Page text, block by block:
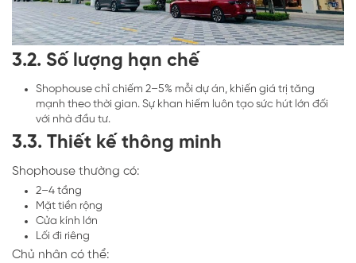
3.2. Số lượng hạn chế
Shophouse chỉ chiếm 2–5% mỗi dự án, khiến giá trị tăng
mạnh theo thời gian. Sự khan hiếm luôn tạo sức hút lớn đối
với nhà đầu tư.
3.3. Thiết kế thông minh
Shophouse thường có:
2–4 tầng
Mặt tiền rộng
Cửa kính lớn
Lối đi riêng
Chủ nhân có thể: